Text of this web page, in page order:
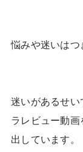
悩みや迷いはつ
迷いがあるせい
ラレビュー動
出しています。